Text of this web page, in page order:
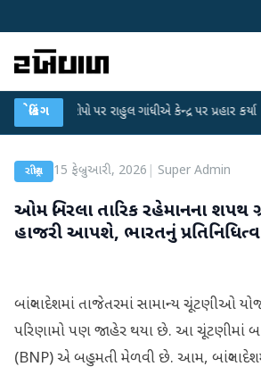
બ્રેકિંગ
પર રાહુલ ગાંધીએ કેન્દ્ર પર પ્રહાર કર્યા ●
રાષ્ટ્રીય 15 ફેબ્રુઆરી, 2026 Super Admin
ઓમ બિરલા તારિક રહેમાનના શપથ
હાજરી આપશે, ભારતનું પ્રતિનિધિત્વ
બાંગ્લાદેશમાં તાજેતરમાં સામાન્ય ચૂંટણીઓ
પરિણામો પણ જાહેર થયા છે. આ ચૂંટણીમાં
(BNP) એ બહુમતી મેળવી છે. આમ,